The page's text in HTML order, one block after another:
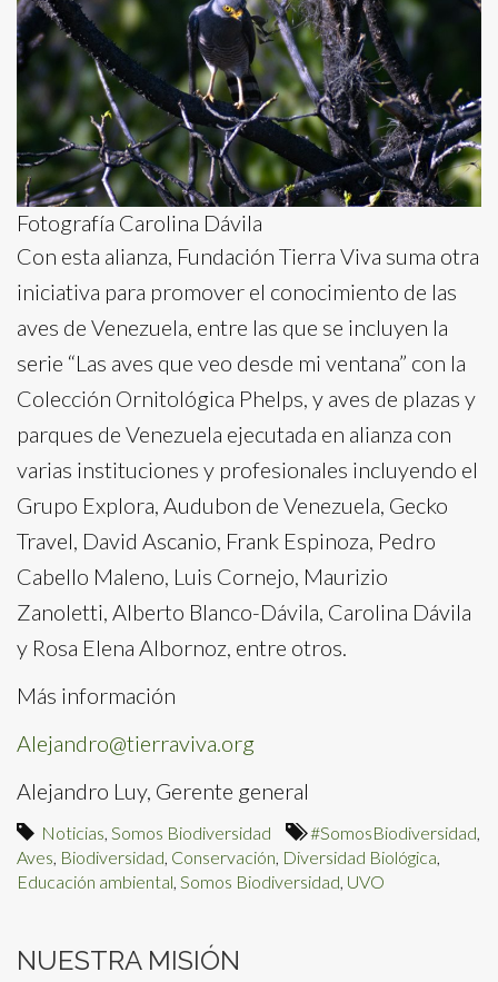
Fotografía Carolina Dávila
Con esta alianza, Fundación Tierra Viva suma otra
iniciativa para promover el conocimiento de las
aves de Venezuela, entre las que se incluyen la
serie “Las aves que veo desde mi ventana” con la
Colección Ornitológica Phelps, y aves de plazas y
parques de Venezuela ejecutada en alianza con
varias instituciones y profesionales incluyendo el
Grupo Explora, Audubon de Venezuela, Gecko
Travel, David Ascanio, Frank Espinoza, Pedro
Cabello Maleno, Luis Cornejo, Maurizio
Zanoletti, Alberto Blanco-Dávila, Carolina Dávila
y Rosa Elena Albornoz, entre otros.
Más información
Alejandro@tierraviva.org
Alejandro Luy, Gerente general
Noticias Somos Biodiversidad #SomosBiodiversidad
Aves Biodiversidad Conservación Diversidad Biológica
Educación ambiental Somos Biodiversidad UVO
NUESTRA MISIÓN